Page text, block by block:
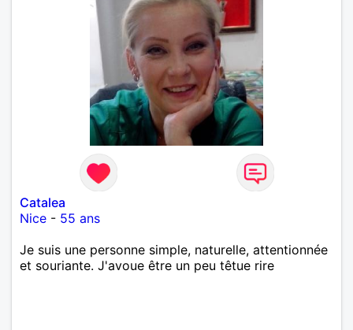
Catalea
Nice - 55 ans
Je suis une personne simple, naturelle, attentionnée
et souriante. J'avoue être un peu têtue rire